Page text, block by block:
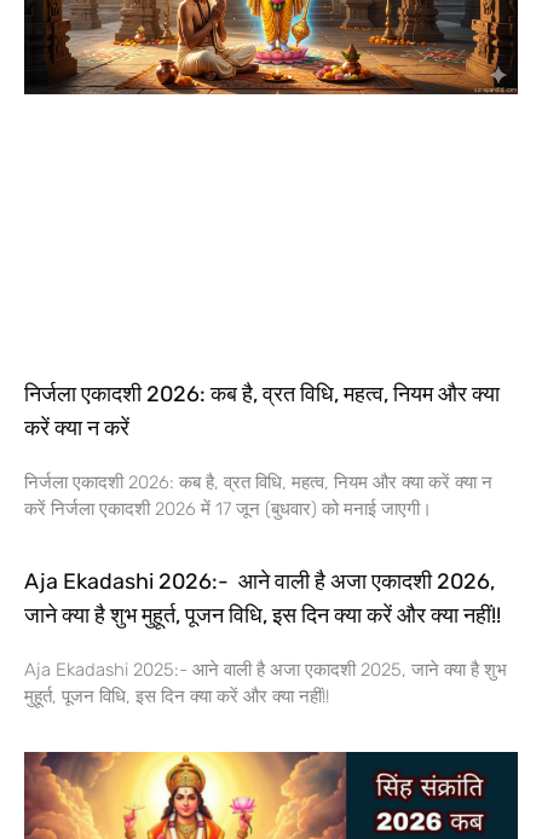
निर्जला एकादशी 2026: कब है, व्रत विधि, महत्व, नियम और क्या
करें क्या न करें
निर्जला एकादशी 2026: कब है, व्रत विधि, महत्व, नियम और क्या करें क्या न
करें निर्जला एकादशी 2026 में 17 जून (बुधवार) को मनाई जाएगी।
Aja Ekadashi 2026:- आने वाली है अजा एकादशी 2026,
जाने क्या है शुभ मुहूर्त, पूजन विधि, इस दिन क्या करें और क्या नहीं!!
Aja Ekadashi 2025:- आने वाली है अजा एकादशी 2025, जाने क्या है शुभ
मुहूर्त, पूजन विधि, इस दिन क्या करें और क्या नहीं!!